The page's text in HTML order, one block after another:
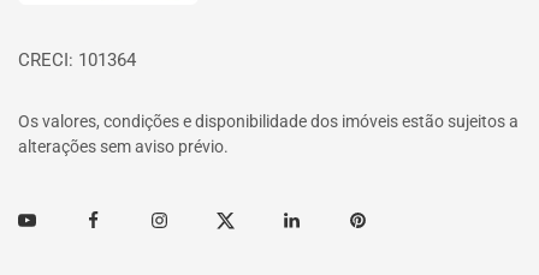
CRECI: 101364
Os valores, condições e disponibilidade dos imóveis estão sujeitos a
alterações sem aviso prévio.
Youtube FacebookInstagramTwitter Linkedin Pinterest